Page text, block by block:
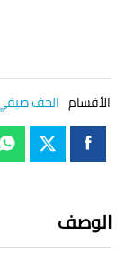
الأقسام الحف
الوصف